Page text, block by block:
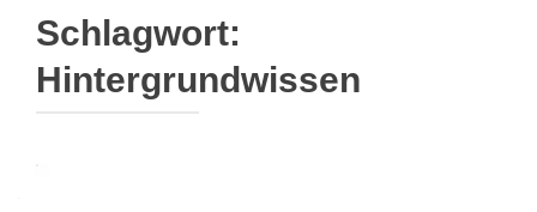
Schlagwort:
Hintergrundwissen